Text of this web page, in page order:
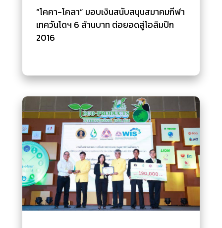
“โคคา-โคลา” มอบเงินสนับสนุนสมาคมกีฬา
เทควันโดฯ 6 ล้านบาท ต่อยอดสู่โอลิมปิก
2016